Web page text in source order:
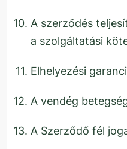
A szerződés
a szolgáltatási
Elhelyezési
A vendég
A Szerződő fél